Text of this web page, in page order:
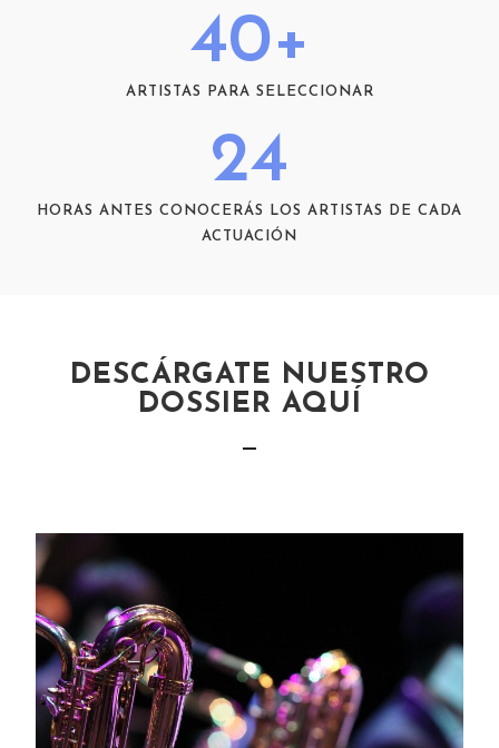
40+
ARTISTAS PARA SELECCIONAR
24
HORAS ANTES CONOCERÁS LOS ARTISTAS DE CADA
ACTUACIÓN
DESCÁRGATE NUESTRO
DOSSIER AQUÍ